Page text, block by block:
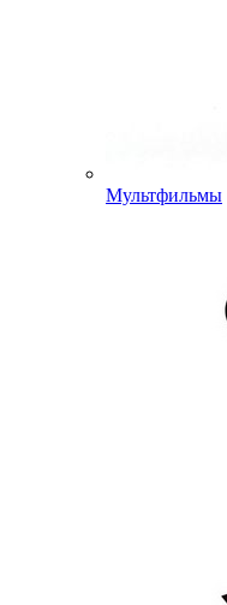
Мультфильмы